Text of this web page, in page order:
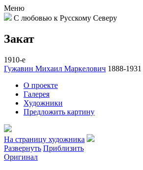
Меню
С любовью к Русскому Северу
Закат
1910-е
Гужавин Михаил Маркелович 1888-1931
О проекте
Галерея
Художники
Предложить картину
На страницу художника
Развернуть Приблизить
Оригинал